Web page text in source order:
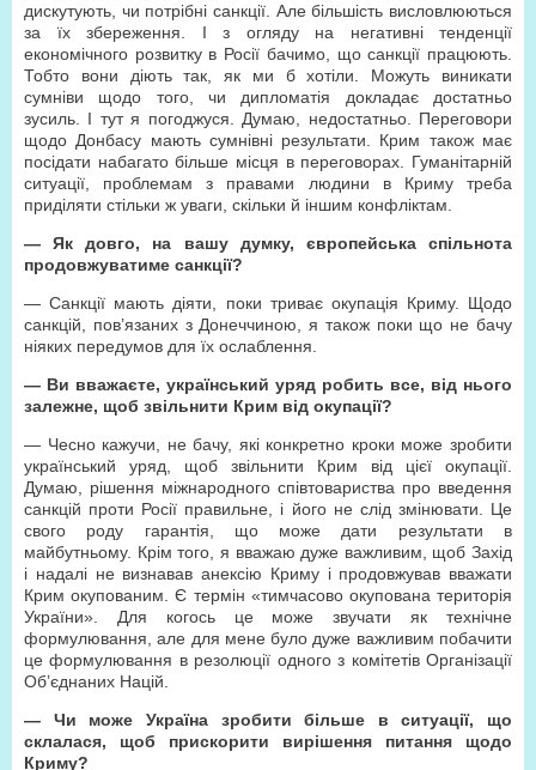
дискутують, чи потрібні санкції. Але більшість висловлюються
за їх збереження. І з огляду на негативні тенденції
економічного розвитку в Росії бачимо, що санкції працюють.
Тобто вони діють так, як ми б хотіли. Можуть виникати
сумніви щодо того, чи дипломатія докладає достатньо
зусиль. І тут я погоджуся. Думаю, недостатньо. Переговори
щодо Донбасу мають сумнівні результати. Крим також має
посідати набагато більше місця в переговорах. Гуманітарній
ситуації, проблемам з правами людини в Криму треба
приділяти стільки ж уваги, скільки й іншим конфліктам.
— Як довго, на вашу думку, європейська спільнота
продовжуватиме санкції?
— Санкції мають діяти, поки триває окупація Криму. Щодо
санкцій, пов’язаних з Донеччиною, я також поки що не бачу
ніяких передумов для їх ослаблення.
— Ви вважаєте, український уряд робить все, від нього
залежне, щоб звільнити Крим від окупації?
— Чесно кажучи, не бачу, які конкретно кроки може зробити
український уряд, щоб звільнити Крим від цієї окупації.
Думаю, рішення міжнародного співтовариства про введення
санкцій проти Росії правильне, і його не слід змінювати. Це
свого роду гарантія, що може дати результати в
майбутньому. Крім того, я вважаю дуже важливим, щоб Захід
і надалі не визнавав анексію Криму і продовжував вважати
Крим окупованим. Є термін «тимчасово окупована територія
України». Для когось це може звучати як технічне
формулювання, але для мене було дуже важливим побачити
це формулювання в резолюції одного з комітетів Організації
Об’єднаних Націй.
— Чи може Україна зробити більше в ситуації, що
склалася, щоб прискорити вирішення питання щодо
Криму?